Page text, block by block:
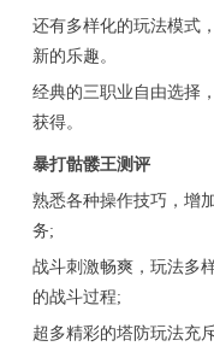
还有多样化的玩法模式
新的乐趣。
经典的三职业自由选择
获得。
暴打骷髅王测评
熟悉各种操作技巧，增
务;
战斗刺激畅爽，玩法多
的战斗过程;
超多精彩的塔防玩法充